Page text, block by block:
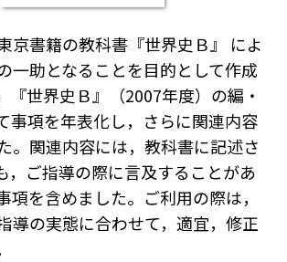
京書籍の教科書『世界史Ｂ』 によ
一助となることを目的として作成
『世界史Ｂ』（2007年度）の編・
事項を年表化し，さらに関連内容
。関連内容には，教科書に記述さ
，ご指導の際に言及することがあ
項を含めました。ご利用の際は，
導の実態に合わせて，適宜，修正